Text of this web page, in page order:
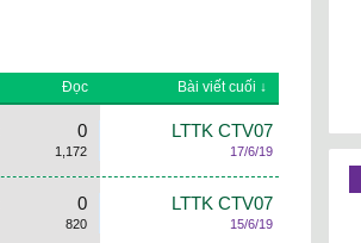
Đọc Bài viết cuối ↓
0
1,172
LTTK CTV07
17/6/19
0
820
LTTK CTV07
15/6/19